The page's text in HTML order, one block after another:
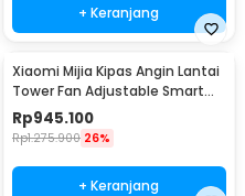
+ Keranjang
Xiaomi Mijia Kipas Angin Lantai
Tower Fan Adjustable Smart
App - BPTS02DM
Rp945.100
Rp1.275.900 26%
+ Keranjang